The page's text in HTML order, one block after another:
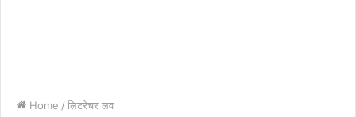
Home / लिटरेचर लव